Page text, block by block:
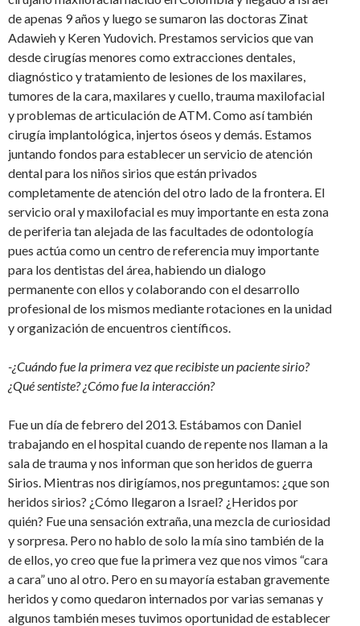
de apenas 9 años y luego se sumaron las doctoras Zinat
Adawieh y Keren Yudovich. Prestamos servicios que van
desde cirugías menores como extracciones dentales,
diagnóstico y tratamiento de lesiones de los maxilares,
tumores de la cara, maxilares y cuello, trauma maxilofacial
y problemas de articulación de ATM. Como así también
cirugía implantológica, injertos óseos y demás. Estamos
juntando fondos para establecer un servicio de atención
dental para los niños sirios que están privados
completamente de atención del otro lado de la frontera. El
servicio oral y maxilofacial es muy importante en esta zona
de periferia tan alejada de las facultades de odontología
pues actúa como un centro de referencia muy importante
para los dentistas del área, habiendo un dialogo
permanente con ellos y colaborando con el desarrollo
profesional de los mismos mediante rotaciones en la unidad
y organización de encuentros científicos.
-¿Cuándo fue la primera vez que recibiste un paciente sirio?
¿Qué sentiste? ¿Cómo fue la interacción?
Fue un día de febrero del 2013. Estábamos con Daniel
trabajando en el hospital cuando de repente nos llaman a la
sala de trauma y nos informan que son heridos de guerra
Sirios. Mientras nos dirigíamos, nos preguntamos: ¿que son
heridos sirios? ¿Cómo llegaron a Israel? ¿Heridos por
quién? Fue una sensación extraña, una mezcla de curiosidad
y sorpresa. Pero no hablo de solo la mía sino también de la
de ellos, yo creo que fue la primera vez que nos vimos “cara
a cara” uno al otro. Pero en su mayoría estaban gravemente
heridos y como quedaron internados por varias semanas y
algunos también meses tuvimos oportunidad de establecer